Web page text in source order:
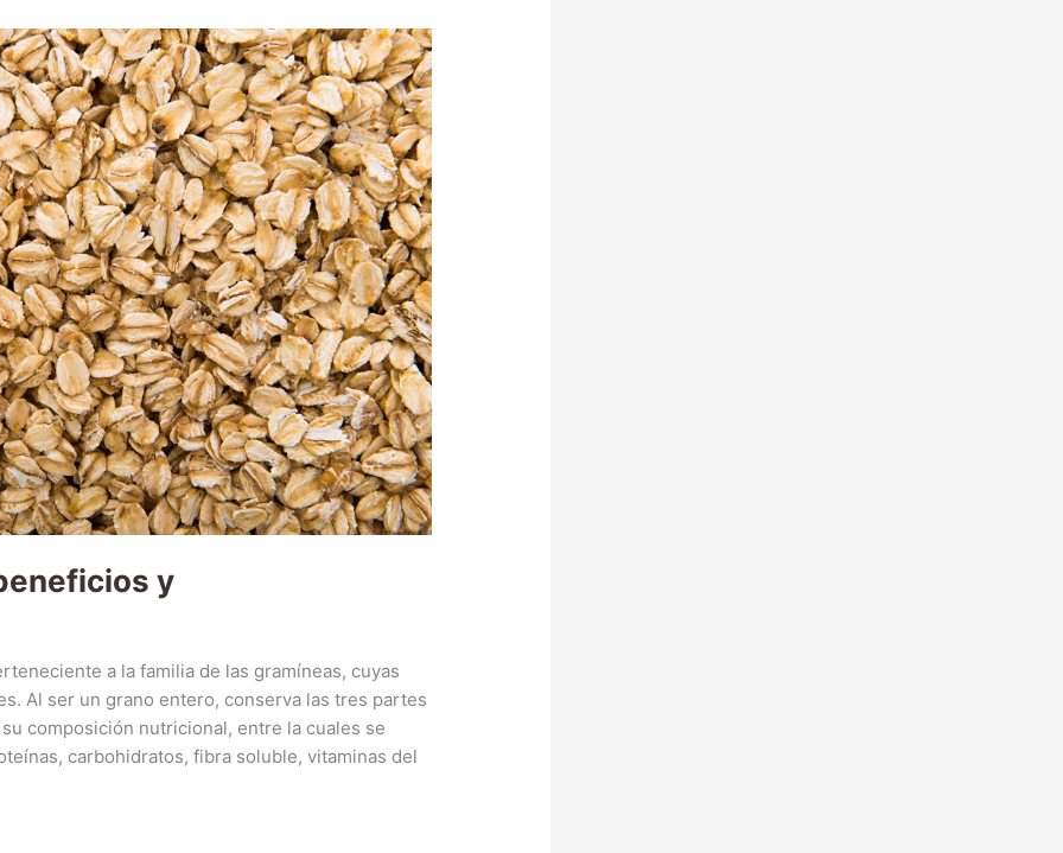
y
a la familia de las gramíneas, cuyas
Al ser un grano entero, conserva las tres partes
composición nutricional, entre la cuales se
carbohidratos, fibra soluble, vitaminas del